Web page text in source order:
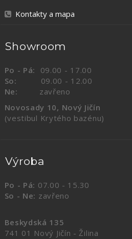
Kontakty a mapa
Showroom
Po - Pá:
09.00 - 17.00
So: 09.00 - 12.00
Ne: zavřeno
Novosady 10, Nový Jičín
(vestibul Krytého bazénu)
Výroba
Po - Pá: 07.00 - 15.30
So - Ne: zavřeno
Beskydská 135
741 01 Nový Jičín - Žilina